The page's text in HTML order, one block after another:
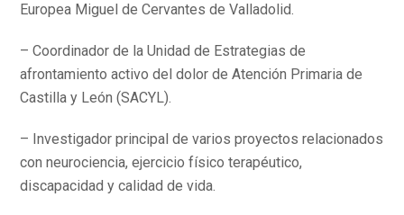
Europea Miguel de Cervantes de Valladolid.
– Coordinador de la Unidad de Estrategias de
afrontamiento activo del dolor de Atención Primaria de
Castilla y León (SACYL).
– Investigador principal de varios proyectos relacionados
con neurociencia, ejercicio físico terapéutico,
discapacidad y calidad de vida.